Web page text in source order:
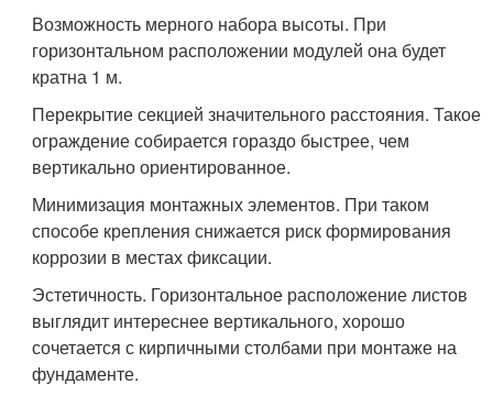
Возможность мерного набора высоты. При
горизонтальном расположении модулей она будет
кратна 1 м.
Перекрытие секцией значительного расстояния. Такое
ограждение собирается гораздо быстрее, чем
вертикально ориентированное.
Минимизация монтажных элементов. При таком
способе крепления снижается риск формирования
коррозии в местах фиксации.
Эстетичность. Горизонтальное расположение листов
выглядит интереснее вертикального, хорошо
сочетается с кирпичными столбами при монтаже на
фундаменте.